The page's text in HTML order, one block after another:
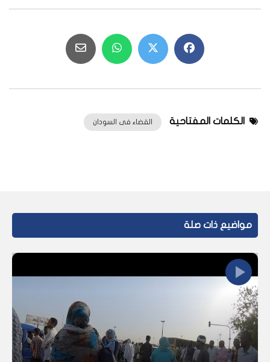
الكلمات المفتاحية القضاء فى السودان
مواضيع ذات صلة